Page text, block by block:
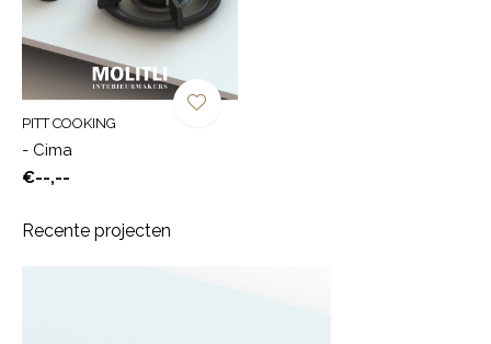
PITT COOKING
- Cima
€--,--
Recente projecten